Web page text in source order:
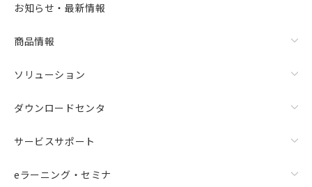
お知らせ・最新情報
商品情報
ソリューション
ダウンロードセンタ
サービスサポート
eラーニング・セミナ